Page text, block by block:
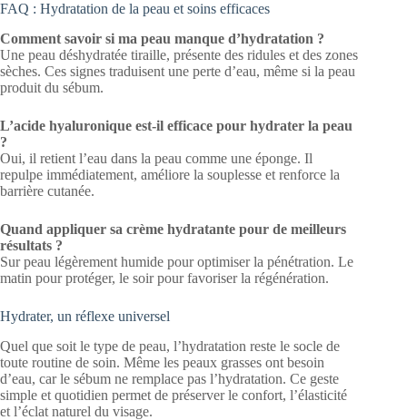
FAQ : Hydratation de la peau et soins efficaces
Comment savoir si ma peau manque d’hydratation ?
Une peau déshydratée tiraille, présente des ridules et des zones
sèches. Ces signes traduisent une perte d’eau, même si la peau
produit du sébum.
L’acide hyaluronique est-il efficace pour hydrater la peau
?
Oui, il retient l’eau dans la peau comme une éponge. Il
repulpe immédiatement, améliore la souplesse et renforce la
barrière cutanée.
Quand appliquer sa crème hydratante pour de meilleurs
résultats ?
Sur peau légèrement humide pour optimiser la pénétration. Le
matin pour protéger, le soir pour favoriser la régénération.
Hydrater, un réflexe universel
Quel que soit le type de peau, l’hydratation reste le socle de
toute routine de soin. Même les peaux grasses ont besoin
d’eau, car le sébum ne remplace pas l’hydratation. Ce geste
simple et quotidien permet de préserver le confort, l’élasticité
et l’éclat naturel du visage.